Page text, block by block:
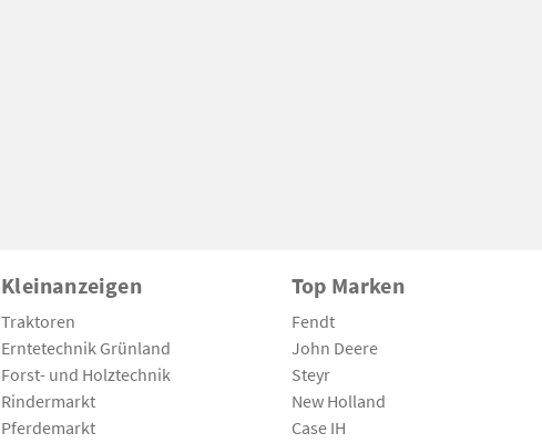
Kleinanzeigen
Traktoren
Erntetechnik Grünland
Forst- und Holztechnik
Rindermarkt
Pferdemarkt
Top Marken
Fendt
John Deere
Steyr
New Holland
Case IH